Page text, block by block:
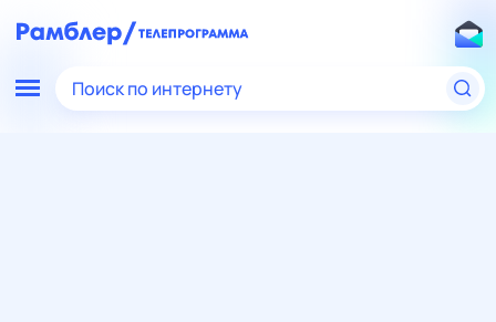
Поиск по интернету